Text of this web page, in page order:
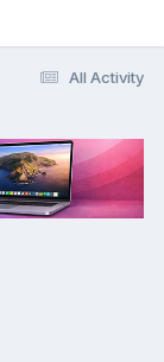
All Activity